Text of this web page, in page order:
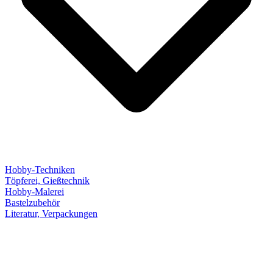
Hobby-Techniken
Töpferei, Gießtechnik
Hobby-Malerei
Bastelzubehör
Literatur, Verpackungen